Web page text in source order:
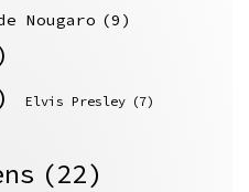
Nougaro (9)
Elvis Presley (7)
(22)